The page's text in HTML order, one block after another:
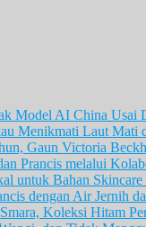
Model AI China Usai
Menikmati Laut Mati
Gaun Victoria
Prancis melalui
untuk Bahan Skincare
dengan Air Jernih
Koleksi Hitam